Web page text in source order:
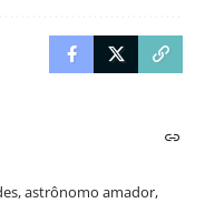
astrônomo amador,